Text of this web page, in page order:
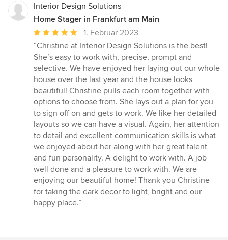
Interior Design Solutions
Home Stager in Frankfurt am Main
Durchschnittliche
Bewertung:
5
von
5
Sternen
1. Februar 2023
“Christine at Interior Design Solutions is the best!
She’s easy to work with, precise, prompt and
selective. We have enjoyed her laying out our whole
house over the last year and the house looks
beautiful! Christine pulls each room together with
options to choose from. She lays out a plan for you
to sign off on and gets to work. We like her detailed
layouts so we can have a visual. Again, her attention
to detail and excellent communication skills is what
we enjoyed about her along with her great talent
and fun personality. A delight to work with. A job
well done and a pleasure to work with. We are
enjoying our beautiful home! Thank you Christine
for taking the dark decor to light, bright and our
happy place.”